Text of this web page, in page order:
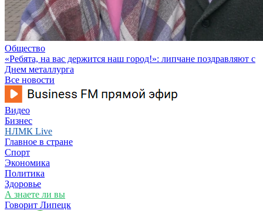
Общество
«Ребята, на вас держится наш город!»: липчане поздравляют с
Днем металлурга
Все новости
Видео
Бизнес
НЛМК Live
Главное в стране
Спорт
Экономика
Политика
Здоровье
А знаете ли вы
Говорит Липецк